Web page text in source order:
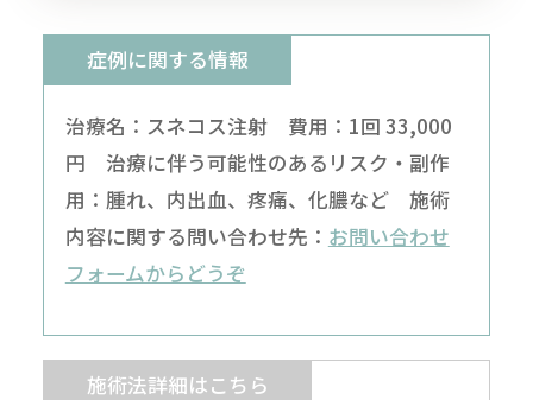
症例に関する情報
治療名：スネコス注射 費用：1回 33,000
円 治療に伴う可能性のあるリスク・副作
用：腫れ、内出血、疼痛、化膿など 施術
内容に関する問い合わせ先： お問い合わせ
フォームからどうぞ
施術法詳細はこちら